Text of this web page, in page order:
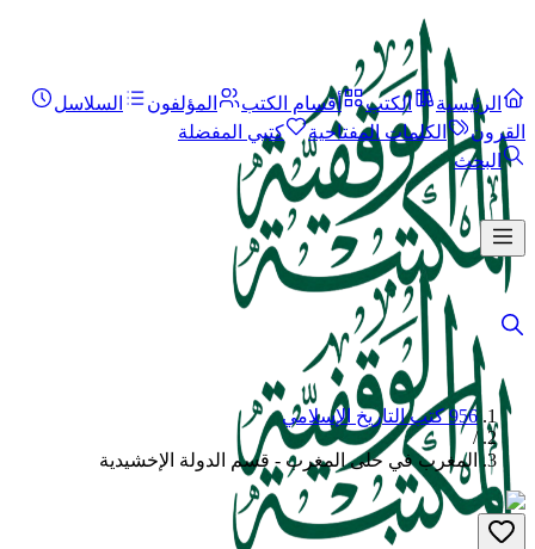
الرئيسية الكتب أقسام الكتب المؤلفون
السلاسل
القرون
الكلمات المفتاحية
كتبي المفضلة
البحث
956 كتب التاريخ الإسلامي
/
المغرب في حلى المغرب - قسم الدولة الإخشيدية